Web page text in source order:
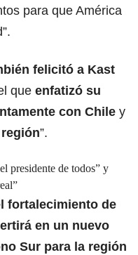
para que América
felicitó a Kast
que enfatizó su
con Chile y
”.
presidente de todos” y
fortalecimiento de
en un nuevo
Sur para la región